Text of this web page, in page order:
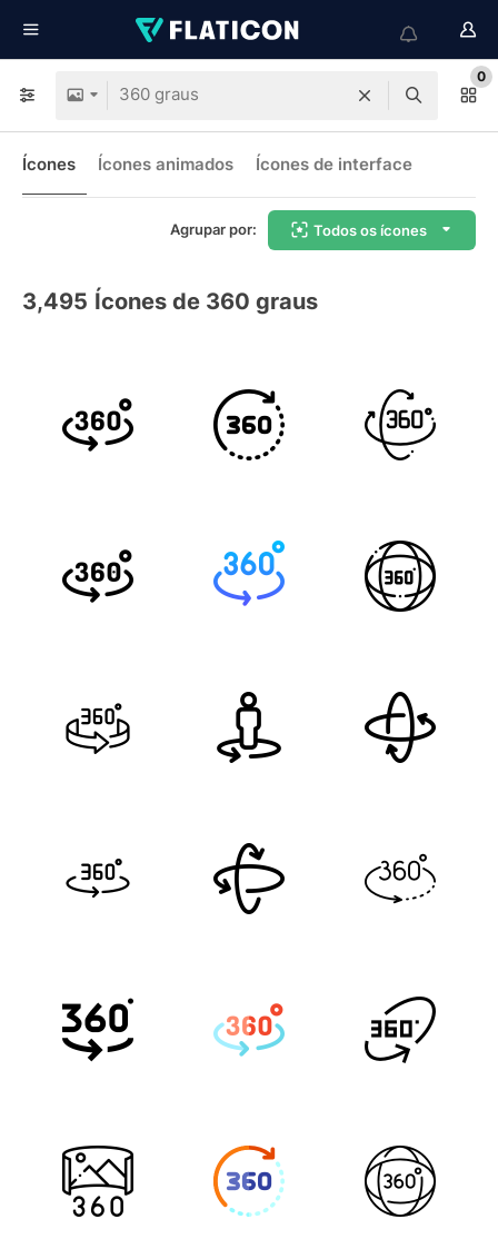
0
Ícones Ícones animados Ícones de interface
Agrupar por: Todos os ícones
3,495 Ícones de 360 graus